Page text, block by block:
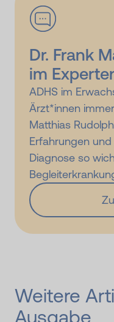
Dr. Frank
im
ADHS im
Ärzt*innen
Matthias
Erfahrungen
Diagnose so
Weitere
Ausgabe